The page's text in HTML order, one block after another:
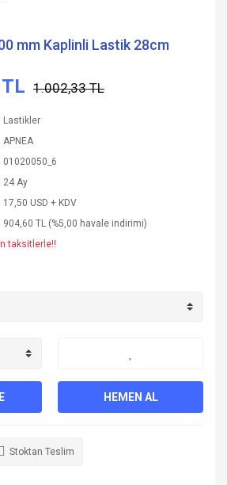
mm Kaplinli Lastik 28cm
1.002,33 TL
Lastikler
APNEA
01020050_6
24 Ay
17,50 USD + KDV
904,60 TL (%5,00 havale indirimi)
taksitlerle!!
HEMEN AL
Stoktan Teslim